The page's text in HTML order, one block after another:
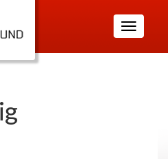
Toggle
navigation